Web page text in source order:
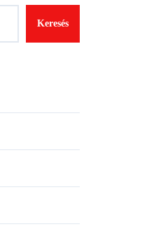
Keresés